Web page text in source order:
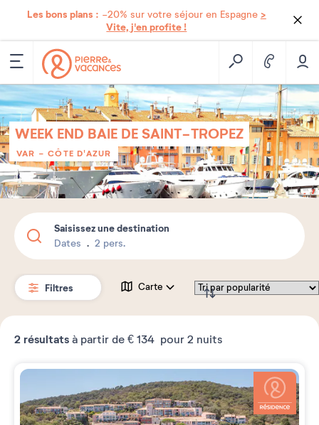
Les bons plans : -20% sur votre séjour en Espagne >
Vite, j'en profite !
WEEK END BAIE DE SAINT-TROPEZ
VAR - CÔTE D'AZUR
Saisissez une destination
Dates 2 pers.
Filtres Carte
2 résultats à partir de € 134 pour 2 nuits